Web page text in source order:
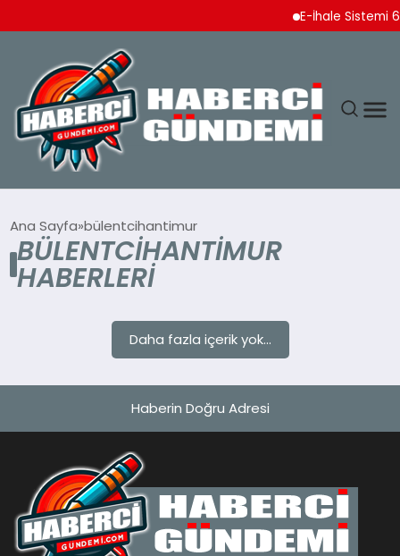
E-İhale Sistemi 6
YAŞAM
EĞITIM
SAĞLIK
Ana Sayfa bülentcihantimur
BÜLENTCIHANTIMUR
HABERLERI
Daha fazla içerik yok...
Haberin Doğru Adresi